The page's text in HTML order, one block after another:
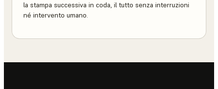
la stampa successiva in coda, il tutto senza interruzioni
né intervento umano.